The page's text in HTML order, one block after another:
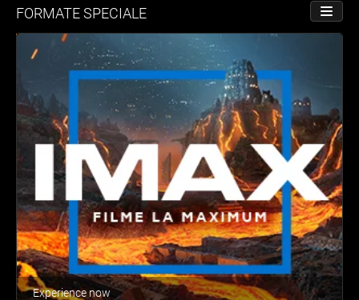
FORMATE SPECIALE
Experience now